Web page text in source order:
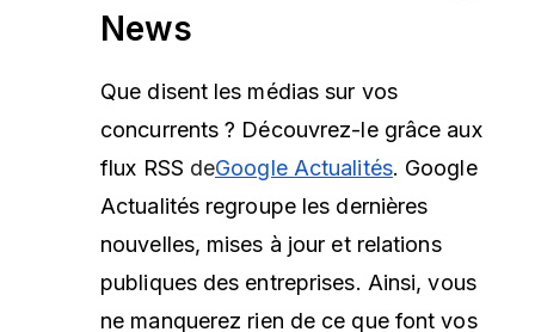
News
Que disent les médias sur vos
concurrents ? Découvrez-le grâce aux
flux RSS deGoogle Actualités. Google
Actualités regroupe les dernières
nouvelles, mises à jour et relations
publiques des entreprises. Ainsi, vous
ne manquerez rien de ce que font vos